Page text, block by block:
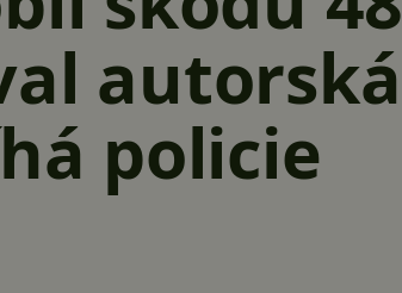
autorská
policie